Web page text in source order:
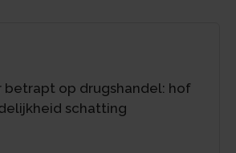
betrapt op drugshandel: hof
schatting